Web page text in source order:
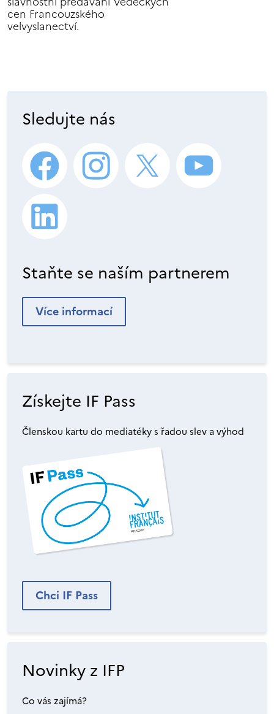
cen Francouzského
velvyslanectví.
Sledujte nás
Staňte se naším partnerem
Více informací
Získejte IF Pass
Členskou kartu do mediatéky s řadou slev a výhod
Chci IF Pass
Novinky z IFP
Co vás zajímá?